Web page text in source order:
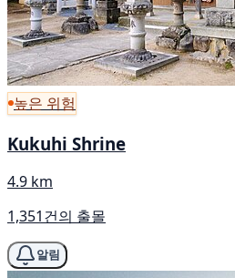
높은 위험
Kukuhi Shrine
4.9 km
1,351건의 출몰
알림